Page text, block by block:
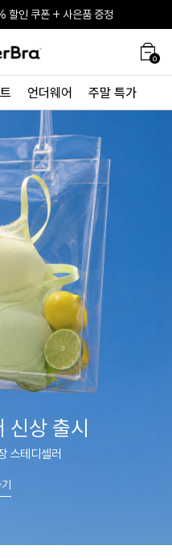
서비스
할인 쿠폰 + 사은품 증정
서비스
할인 쿠폰 + 사은품 증정
0
언더웨어 주말 특가
신상 출시
스테디셀러